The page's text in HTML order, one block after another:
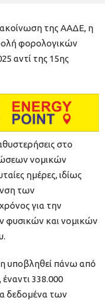
της ΑΑΔΕ, η
φορολογικών
αντί της 15ης
στο
νομικών
ημέρες, ιδίως
των
για την
και νομικών
υποβληθεί πάνω από
338.000
δεδομένα των